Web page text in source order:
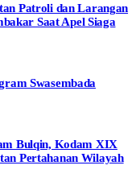
Patroli dan Larangan
Saat Apel Siaga
Swasembada
Bulqin, Kodam XIX
Pertahanan Wilayah